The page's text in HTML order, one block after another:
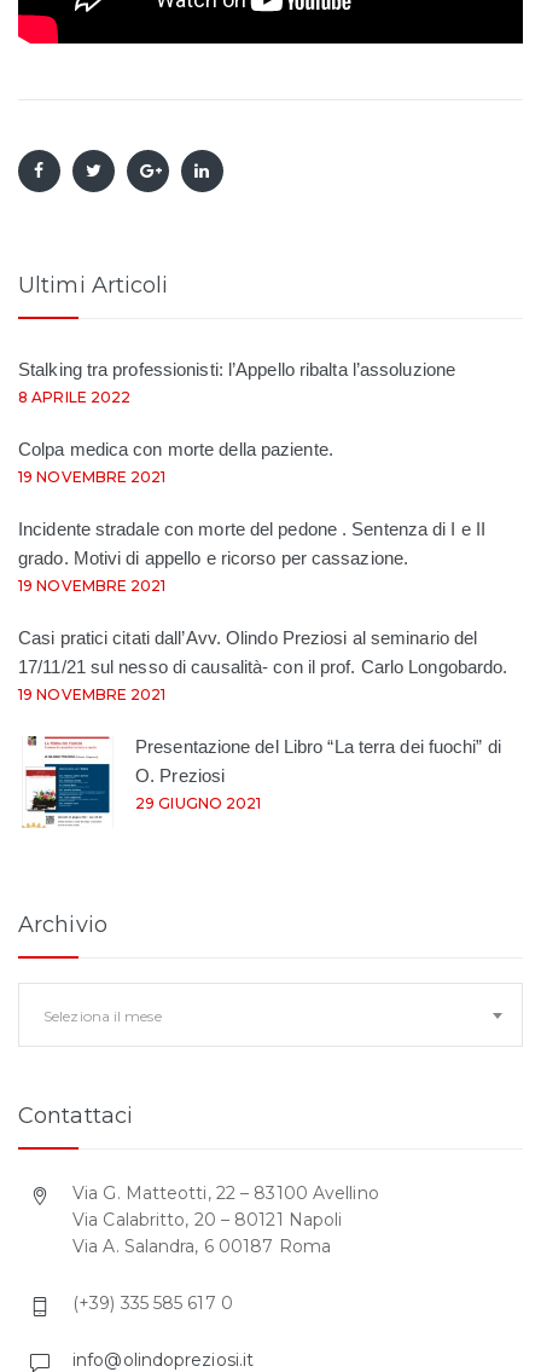
Ultimi Articoli
Stalking tra professionisti: l’Appello ribalta l’assoluzione
8 APRILE 2022
Colpa medica con morte della paziente.
19 NOVEMBRE 2021
Incidente stradale con morte del pedone . Sentenza di I e II
grado. Motivi di appello e ricorso per cassazione.
19 NOVEMBRE 2021
Casi pratici citati dall’Avv. Olindo Preziosi al seminario del
17/11/21 sul nesso di causalità- con il prof. Carlo Longobardo.
19 NOVEMBRE 2021
Presentazione del Libro “La terra dei fuochi” di
O. Preziosi
29 GIUGNO 2021
Archivio
Seleziona il mese
Contattaci
Via G. Matteotti, 22 – 83100 Avellino
Via Calabritto, 20 – 80121 Napoli
Via A. Salandra, 6 00187 Roma
(+39) 335 585 617 0
info@olindopreziosi.it